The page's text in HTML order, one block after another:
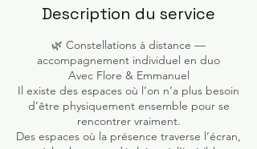
Description du service
🌿 Constellations à distance —
accompagnement individuel en duo
Avec Flore & Emmanuel
Il existe des espaces où l’on n’a plus besoin
d’être physiquement ensemble pour se
rencontrer vraiment.
Des espaces où la présence traverse l’écran,